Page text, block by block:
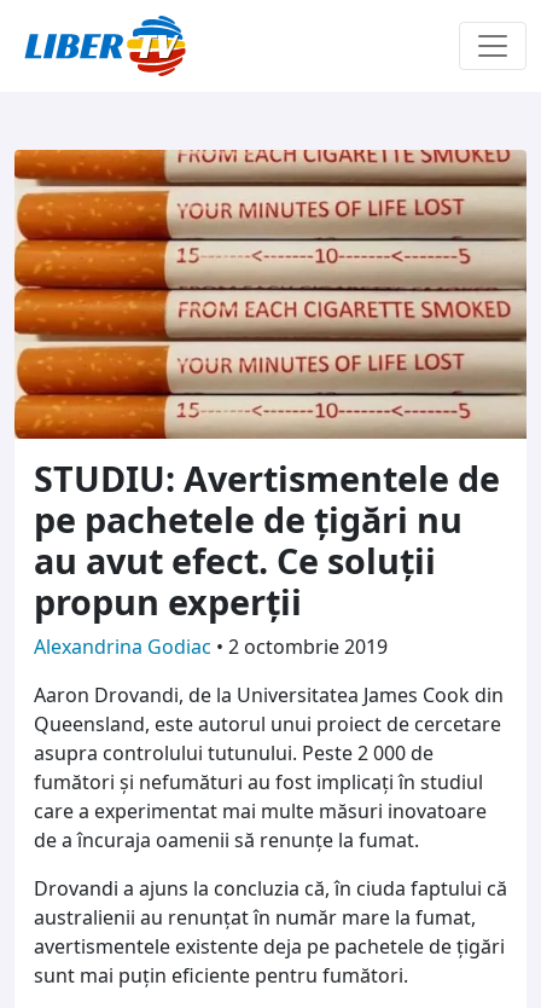
STUDIU: Avertismentele de
pe pachetele de țigări nu
au avut efect. Ce soluții
propun experții
Alexandrina Godiac • 2 octombrie 2019
Aaron Drovandi, de la Universitatea James Cook din
Queensland, este autorul unui proiect de cercetare
asupra controlului tutunului. Peste 2 000 de
fumători şi nefumături au fost implicaţi în studiul
care a experimentat mai multe măsuri inovatoare
de a încuraja oamenii să renunţe la fumat.
Drovandi a ajuns la concluzia că, în ciuda faptului că
australienii au renunţat în număr mare la fumat,
avertismentele existente deja pe pachetele de ţigări
sunt mai puţin eficiente pentru fumători.